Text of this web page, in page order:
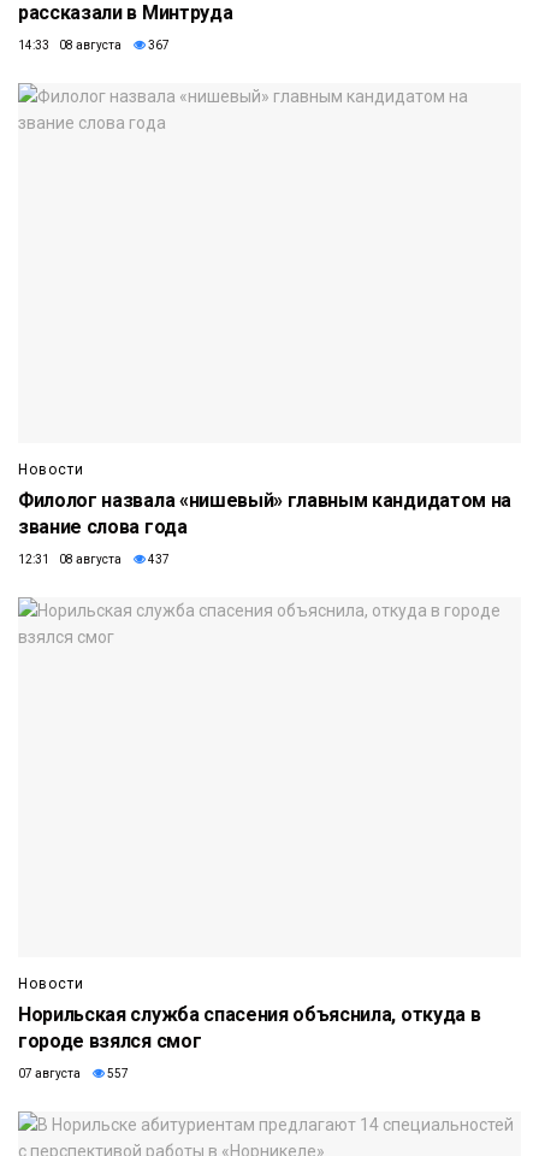
рассказали в Минтруда
14:33 08 августа 367
Новости
Филолог назвала «нишевый» главным кандидатом на
звание слова года
12:31 08 августа 437
Новости
Норильская служба спасения объяснила, откуда в
городе взялся смог
07 августа 557